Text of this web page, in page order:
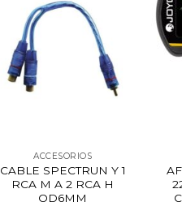
ACCESORIOS
CABLE SPECTRUN Y 1
RCA M A 2 RCA H
OD6MM